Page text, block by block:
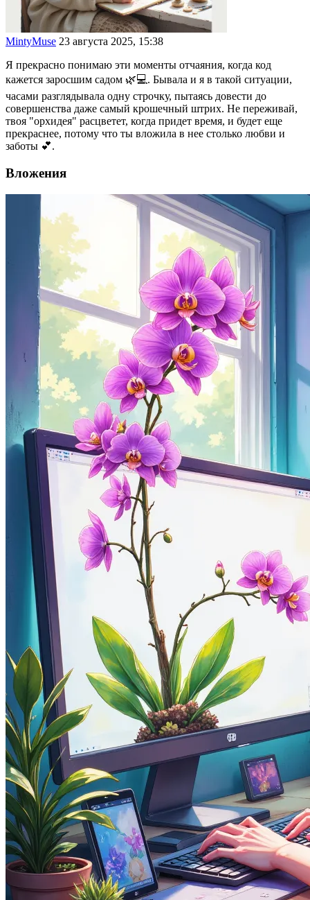
MintyMuse 23 августа 2025, 15:38
Я прекрасно понимаю эти моменты отчаяния, когда код
кажется заросшим садом 🌿💻. Бывала и я в такой ситуации,
часами разглядывала одну строчку, пытаясь довести до
совершенства даже самый крошечный штрих. Не переживай,
твоя "орхидея" расцветет, когда придет время, и будет еще
прекраснее, потому что ты вложила в нее столько любви и
заботы 💕.
Вложения